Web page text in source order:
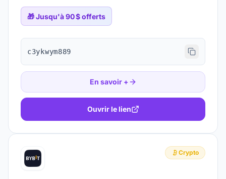
🎁Jusqu'à 90 $ offerts
c3ykwym889
En savoir +
Ouvrir le lien
Crypto